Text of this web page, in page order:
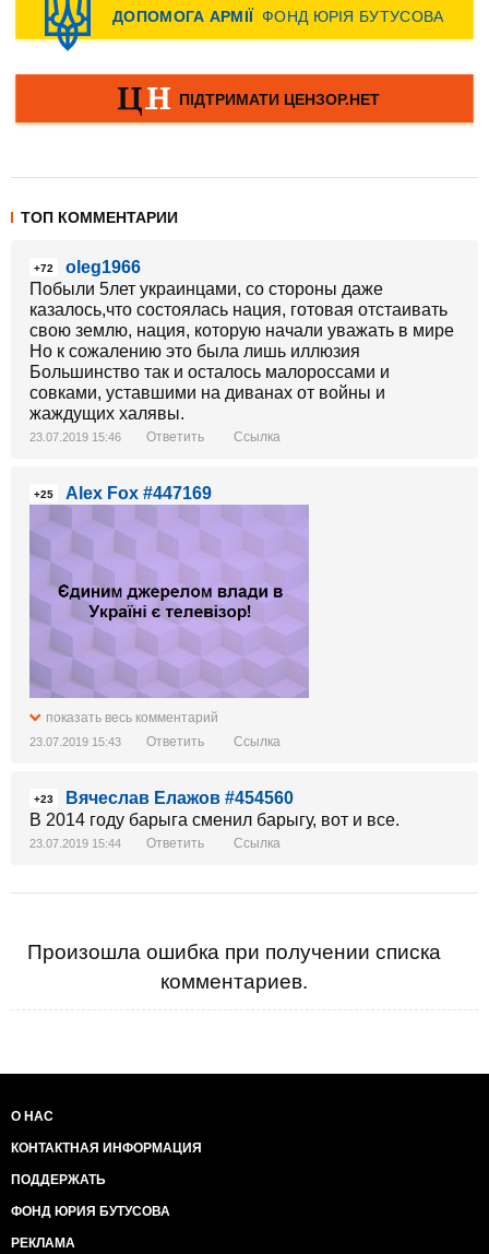
ТОП КОММЕНТАРИИ
+72
oleg1966
Побыли 5лет украинцами, со стороны даже
казалось,что состоялась нация, готовая отстаивать
свою землю, нация, которую начали уважать в мире
Но к сожалению это была лишь иллюзия
Большинство так и осталось малороссами и
совками, уставшими на диванах от войны и
жаждущих халявы.
23.07.2019 15:46 Ответить Ссылка
+25 Alex Fox #447169
показать весь комментарий
23.07.2019 15:43 Ответить Ссылка
+23
Вячеслав Елажов #454560
В 2014 году барыга сменил барыгу, вот и все.
23.07.2019 15:44 Ответить Ссылка
Произошла ошибка при получении списка
комментариев.
О НАС
КОНТАКТНАЯ ИНФОРМАЦИЯ
ПОДДЕРЖАТЬ
ФОНД ЮРИЯ БУТУСОВА
РЕКЛАМА